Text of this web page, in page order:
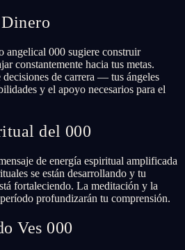
angelical 000 sugiere construir
constantemente hacia tus metas.
de carrera — tus ángeles
y el apoyo necesarios para el
del 000
de energía espiritual amplificada
se están desarrollando y tu
fortaleciendo. La meditación y la
profundizarán tu comprensión.
Ves 000